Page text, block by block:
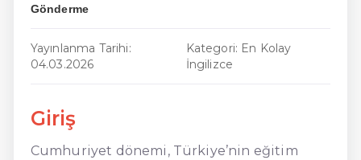
Gönderme
Yayınlanma Tarihi:
04.03.2026
Kategori: En Kolay
İngilizce
Giriş
Cumhuriyet dönemi, Türkiye’nin eğitim